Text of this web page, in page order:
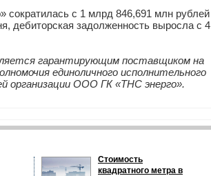
сократилась с 1 млрд 846,691 млн рублей
дебиторская задолженность выросла с 4
гарантирующим поставщиком на
единоличного исполнительного
организации ООО ГК «ТНС энерго».
Стоимость
квадратного метра в